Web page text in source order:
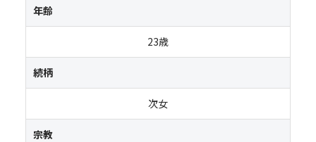
年齢
23歳
続柄
次女
宗教